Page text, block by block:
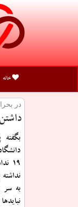
خانه
در
19
به سر